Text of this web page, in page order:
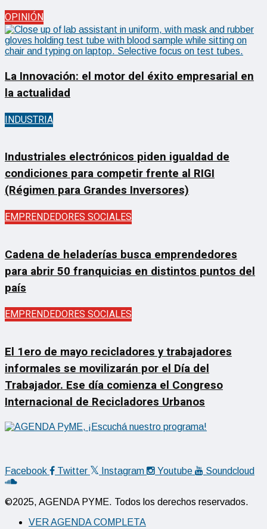
OPINIÓN
La Innovación: el motor del éxito empresarial en
la actualidad
INDUSTRIA
Industriales electrónicos piden igualdad de
condiciones para competir frente al RIGI
(Régimen para Grandes Inversores)
EMPRENDEDORES SOCIALES
Cadena de heladerías busca emprendedores
para abrir 50 franquicias en distintos puntos del
país
EMPRENDEDORES SOCIALES
El 1ero de mayo recicladores y trabajadores
informales se movilizarán por el Día del
Trabajador. Ese día comienza el Congreso
Internacional de Recicladores Urbanos
Facebook Twitter Instagram Youtube Soundcloud
©2025, AGENDA PYME. Todos los derechos reservados.
VER AGENDA COMPLETA